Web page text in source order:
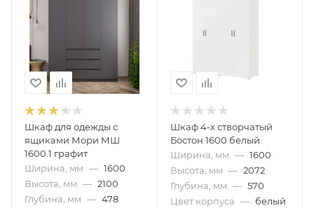
Шкаф для одежды с
ящиками Мори МШ
1600.1 графит
Ширина, мм — 1600
Высота, мм — 2100
Глубина, мм — 478
Шкаф 4-х створчатый
Бостон 1600 белый
Ширина, мм — 1600
Высота, мм — 2072
Глубина, мм — 570
Цвет корпуса — белый